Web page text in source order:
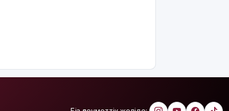
Ресей дрон
әскеріне